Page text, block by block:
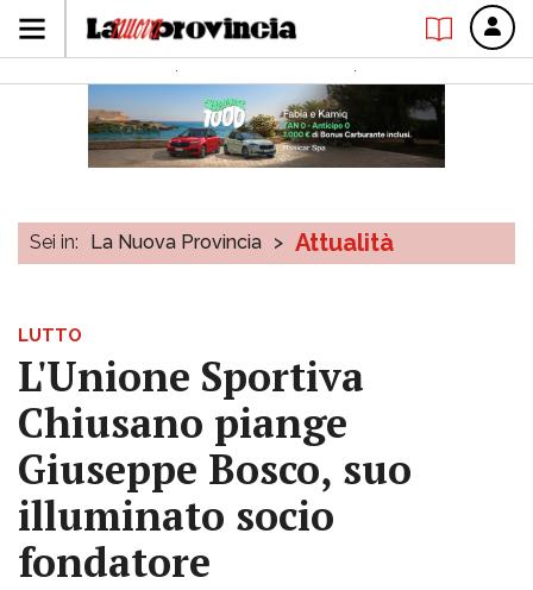
Sei in: La Nuova Provincia > Attualità
LUTTO
L'Unione Sportiva
Chiusano piange
Giuseppe Bosco, suo
illuminato socio
fondatore